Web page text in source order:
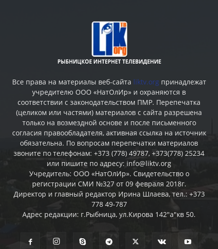
Все права на материалы веб-сайта liktv.org принадлежат
учредителю ООО «НатОлИр» и охраняются в
соответствии с законодательством ПМР. Перепечатка
(целиком или частями) материалов c сайта разрешена
только на возмездной основе и после письменного
согласия правообладателя, активная ссылка на источник
обязательна. По вопросам перепечатки материалов
звоните по телефонам: +373 (778) 49787, +373(778) 25234
или пишите по адресу: info@liktv.org
Учредитель: ООО «НатОлИр». Свидетельство о
регистрации СМИ №327 от 09 февраля 2018г.
Директор и главный редактор Ирина Шлаева, тел.: +373
778 49-787
Адрес редакции: г.Рыбница, ул.Кирова 142"а"кв 50.